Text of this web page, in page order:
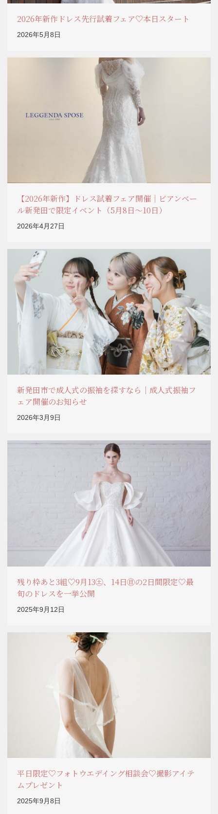
2026年新作ドレス先行試着フェア♡本日スタート
2026年5月8日
【2026年新作】ドレス試着フェア開催｜ビアンベー
ル新発田で限定イベント（5月8日〜10日）
2026年4月27日
新発田市で成人式の振袖を探すなら｜成人式振袖フ
ェア開催のお知らせ
2026年3月9日
残り枠あと3組♡9月13㊏、14日㊐の2日間限定♡最
旬のドレスを一挙公開
2025年9月12日
平日限定♡フォトウエデイング相談会♡撮影アイテ
ムプレゼント
2025年9月8日